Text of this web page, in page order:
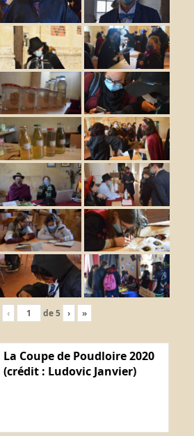
‹ de5 › »
La Coupe de Poudloire 2020
(crédit : Ludovic Janvier)